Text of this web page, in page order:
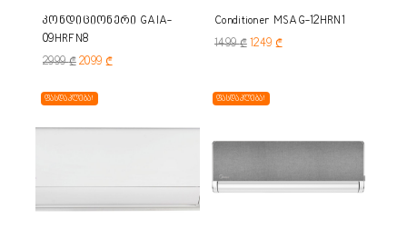
კონდიციონერი GAIA-
09HRFN8
2999₾ 2099 ₾
Conditioner MSAG-12HRN1
1499₾ 1249 ₾
ფასდაკლება! ფასდაკლება!